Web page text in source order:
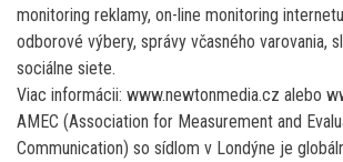
monitoring reklamy, on-line monitoring
odborové výbery, správy včasného varovania,
sociálne siete.
Viac informácii: www.newtonmedia.cz alebo
AMEC (Association for Measurement and
Communication) so sídlom v Londýne je